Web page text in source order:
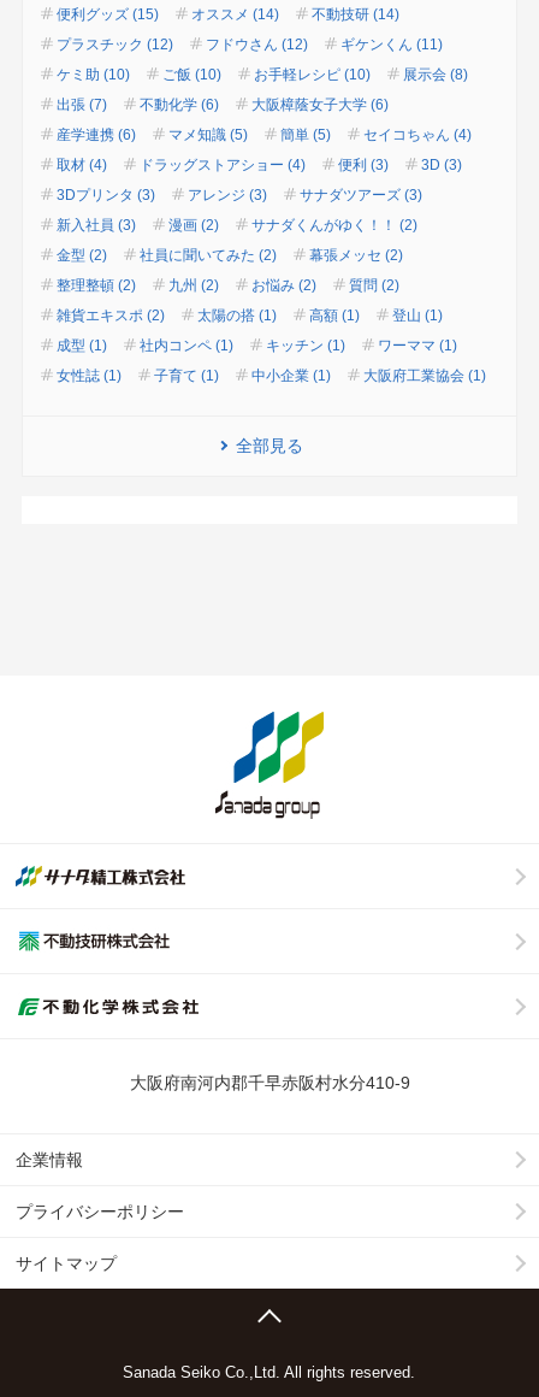
便利グッズ (15)
オススメ (14)
不動技研 (14)
プラスチック (12)
フドウさん (12)
ギケンくん (11)
ケミ助 (10)
ご飯 (10) お手軽レシピ (10)
展示会 (8)
出張 (7)
不動化学 (6)
大阪樟蔭女子大学 (6)
産学連携 (6)
マメ知識 (5) 簡単 (5)
セイコちゃん (4)
取材 (4)
ドラッグストアショー (4) 便利 (3)
3D (3)
3Dプリンタ (3)
アレンジ (3)
サナダツアーズ (3)
新入社員 (3)
漫画 (2)
サナダくんがゆく！！ (2)
金型 (2)
社員に聞いてみた (2)
幕張メッセ (2)
整理整頓 (2)
九州 (2) お悩み (2)
質問 (2)
雑貨エキスポ (2)
太陽の搭 (1) 高額 (1)
登山 (1)
成型 (1)
社内コンペ (1) キッチン (1)
ワーママ (1)
女性誌 (1)
子育て (1) 中小企業 (1) 大阪府工業協会 (1)
全部見る
大阪府南河内郡千早赤阪村水分410-9
企業情報
プライバシーポリシー
サイトマップ
Sanada Seiko Co.,Ltd. All rights reserved.